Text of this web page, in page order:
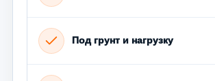
Под грунт и нагрузку